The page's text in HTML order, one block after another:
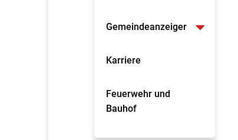
Gemeindeanzeiger
Karriere
Feuerwehr und
Bauhof